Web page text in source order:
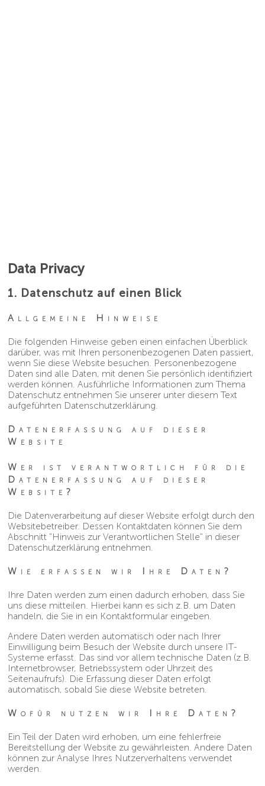
Data Privacy
1. Datenschutz auf einen Blick
Allgemeine Hinweise
Die folgenden Hinweise geben einen einfachen Überblick
darüber, was mit Ihren personenbezogenen Daten passiert,
wenn Sie diese Website besuchen. Personenbezogene
Daten sind alle Daten, mit denen Sie persönlich identifiziert
werden können. Ausführliche Informationen zum Thema
Datenschutz entnehmen Sie unserer unter diesem Text
aufgeführten Datenschutzerklärung.
Datenerfassung auf dieser
Website
Wer ist verantwortlich für die
Datenerfassung auf dieser
Website?
Die Datenverarbeitung auf dieser Website erfolgt durch den
Websitebetreiber. Dessen Kontaktdaten können Sie dem
Abschnitt "Hinweis zur Verantwortlichen Stelle" in dieser
Datenschutzerklärung entnehmen.
Wie erfassen wir Ihre Daten?
Ihre Daten werden zum einen dadurch erhoben, dass Sie
uns diese mitteilen. Hierbei kann es sich z.B. um Daten
handeln, die Sie in ein Kontaktformular eingeben.
Andere Daten werden automatisch oder nach Ihrer
Einwilligung beim Besuch der Website durch unsere IT-
Systeme erfasst. Das sind vor allem technische Daten (z.B.
Internetbrowser, Betriebssystem oder Uhrzeit des
Seitenaufrufs). Die Erfassung dieser Daten erfolgt
automatisch, sobald Sie diese Website betreten.
Wofür nutzen wir Ihre Daten?
Ein Teil der Daten wird erhoben, um eine fehlerfreie
Bereitstellung der Website zu gewährleisten. Andere Daten
können zur Analyse Ihres Nutzerverhaltens verwendet
werden.